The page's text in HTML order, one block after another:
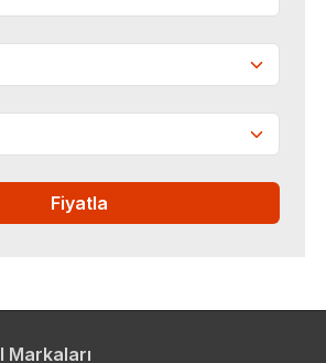
Fiyatla
Markaları